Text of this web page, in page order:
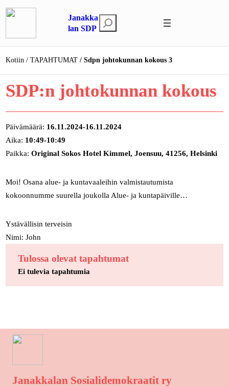
Siirry
sisältöön
Janakka
lan SDP
t
s
i
Kotiin TAPAHTUMAT Sdpn johtokunnan kokous 3
SDP:n johtokunnan kokous
Päivämäärä: 16.11.2024-16.11.2024
Aika: 10:49-10:49
Paikka: Original Sokos Hotel Kimmel, Joensuu, 41256, Helsinki
Moi! Osana alue- ja kuntavaaleihin valmistautumista
kokoonnumme suurella joukolla Alue- ja kuntapäiville…
Ystävällisin terveisin
Nimi: John
Tulossa olevat tapahtumat
Ei tulevia tapahtumia
Janakkalan Sosialidemokraatit ry